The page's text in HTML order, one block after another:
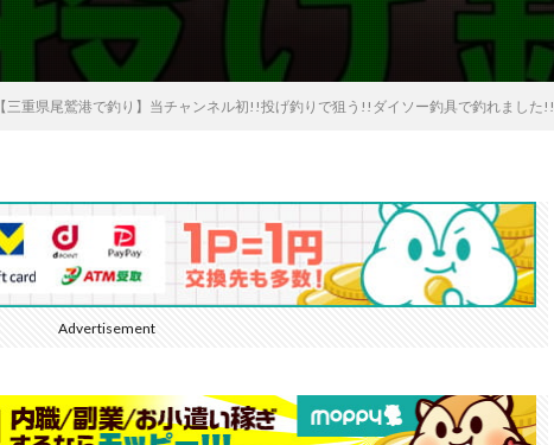
【三重県尾鷲港で釣り】当チャンネル初!!投げ釣りで狙う!!ダイソー釣具で釣れました!!
Advertisement